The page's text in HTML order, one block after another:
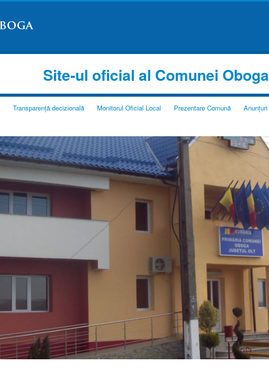
Site-ul oficial al Comunei Oboga
Transparență decizională Monitorul Oficial Local Prezentare Comună Anunțuri